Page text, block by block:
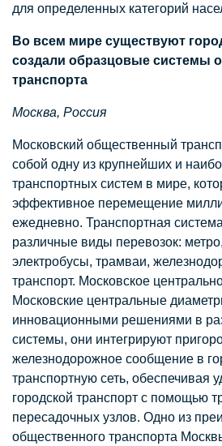
для определенных категорий
Во всем мире существуют
создали образцовые системы
транспорта
Москва, Россия
Московский общественный
собой одну из крупнейших и
транспортных систем в мире,
эффективное перемещение
ежедневно. Транспортная
различные виды перевозок:
электробусы, трамваи,
транспорт. Московское
Московские центральные
инновационными решениями в
системы, они интегрируют
железнодорожное сообщение в
транспортную сеть, обеспечивая
городской транспорт с помощью
пересадочных узлов. Одно из
общественного транспорта